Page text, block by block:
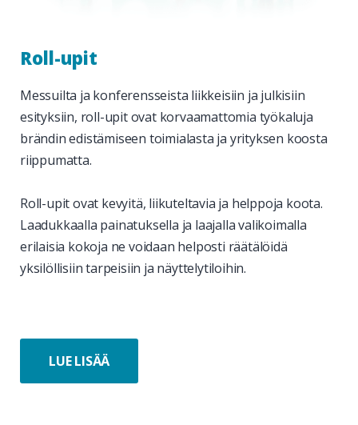
Roll-upit
Messuilta ja konferensseista liikkeisiin ja julkisiin
esityksiin, roll-upit ovat korvaamattomia työkaluja
brändin edistämiseen toimialasta ja yrityksen koosta
riippumatta.
Roll-upit ovat kevyitä, liikuteltavia ja helppoja koota.
Laadukkaalla painatuksella ja laajalla valikoimalla
erilaisia kokoja ne voidaan helposti räätälöidä
yksilöllisiin tarpeisiin ja näyttelytiloihin.
LUE LISÄÄ